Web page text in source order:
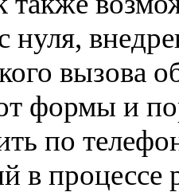
нуля,
вызова
формы и
по
в процессе